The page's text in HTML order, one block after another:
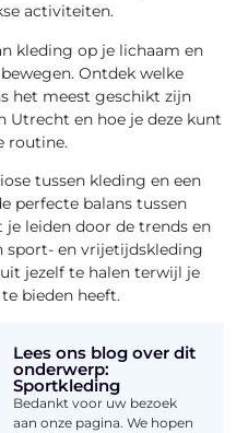
activiteiten.
kleding op je lichaam en
Ontdek welke
het meest geschikt zijn
Utrecht en hoe je deze kunt
routine.
tussen kleding en een
perfecte balans tussen
leiden door de trends en
sport- en vrijetijdskleding
jezelf te halen terwijl je
bieden heeft.
Lees ons blog over dit
onderwerp:
Sportkleding
Bedankt voor uw bezoek
aan onze pagina. We hopen